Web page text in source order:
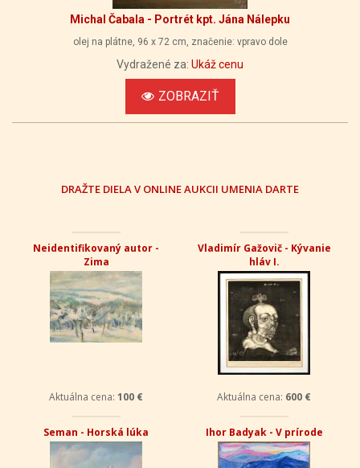
Michal Čabala - Portrét kpt. Jána Nálepku
olej na plátne, 96 x 72 cm, značenie: vpravo dole
Vydražené za: Ukáž cenu
ZOBRAZIŤ
DRAŽTE DIELA V ONLINE AUKCII UMENIA DARTE
Neidentifikovaný autor -
Zima
Aktuálna cena: 100 €
Vladimír Gažovič - Kývanie
hláv I.
Aktuálna cena: 600 €
Seman - Horská lúka Ihor Badyak - V prírode